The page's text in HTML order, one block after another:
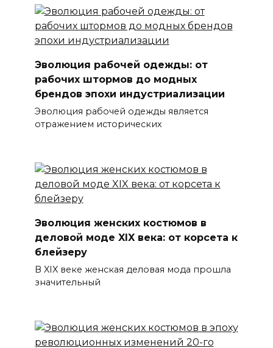
Эволюция рабочей одежды: от
рабочих штормов до модных
брендов эпохи индустриализации
Эволюция рабочей одежды является
отражением исторических
Эволюция женских костюмов в
деловой моде XIX века: от корсета к
блейзеру
В XIX веке женская деловая мода прошла
значительный